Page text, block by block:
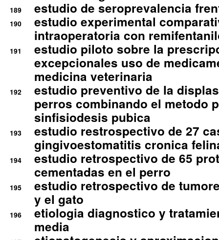
189 estudio de seroprevalencia
190
estudio experimental
intraoperatoria con
191
estudio piloto sobre la
excepcionales uso de
medicina veterinaria
192
estudio preventivo de la
perros combinando el metodo
sinfisiodesis pubica
193
estudio restrospectivo de 27
gingivoestomatitis cronica
194
estudio retrospectivo de 65
cementadas en el perro
195
estudio retrospectivo de
y el gato
196
etiologia diagnostico y
media